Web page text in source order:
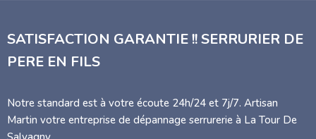
SATISFACTION GARANTIE !! SERRURIER DE
PERE EN FILS
Notre standard est à votre écoute 24h/24 et 7j/7. Artisan
Martin votre entreprise de dépannage serrurerie à La Tour De